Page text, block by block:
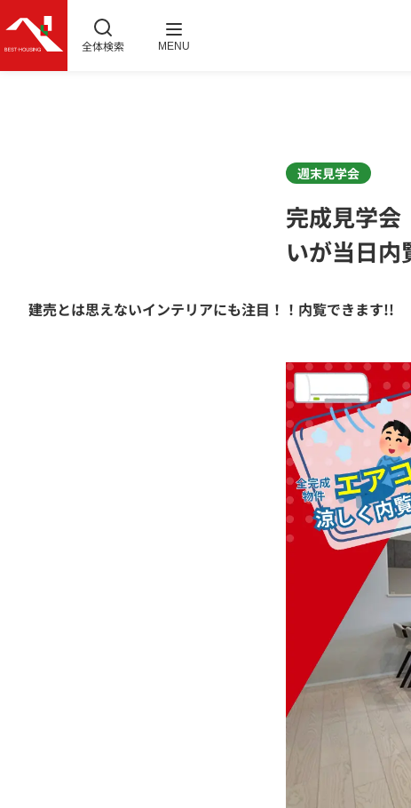
全体検索 MENU
週末見学会
完成見学会
いが当日内
建売とは思えないインテリアにも注目 ！！内覧できます!!